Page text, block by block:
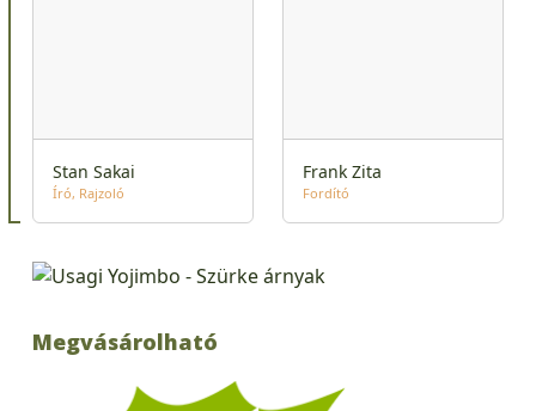
Stan Sakai
Író Rajzoló
Frank Zita
Fordító
Megvásárolható